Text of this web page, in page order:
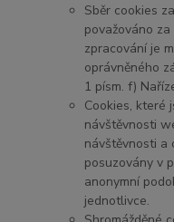
Sběr cookies
považováno
zpracování je
oprávněného
1 písm. f)
Cookies, které
návštěvnosti
návštěvnosti a
posuzovány v
anonymní
jednotlivce.